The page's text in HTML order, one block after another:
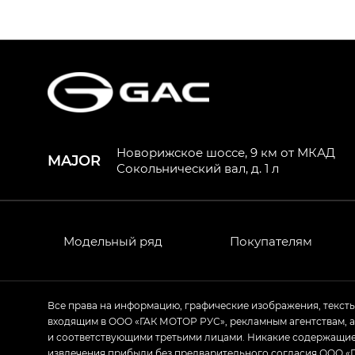
HYPTEC HT — Хайптек Эйч Ти (HYPTEC
GS8 — Джи Эс 8 (GS8) в комплектациях
GL AWD
M8 — Эм 8 (M8) в комплектациях Джи
Empow — Эмпау (Empow) в
MAJOR
Новорижское шоссе, 9 км от МКАД
Сокольнический вал, д. 1 л
Модельный ряд Покупателям
Все права на информацию, графические изображения,
входящим в ООО «ГАК МОТОР РУС», рекламным агентствам,
и соответствующими третьими лицами. Никакие